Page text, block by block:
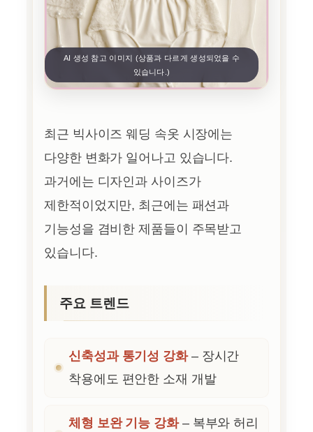
AI 생성 참고 이미지 (상품과 다르게 생성되었을 수
있습니다.)
최근 빅사이즈 웨딩 속옷 시장에는
다양한 변화가 일어나고 있습니다.
과거에는 디자인과 사이즈가
제한적이었지만, 최근에는 패션과
기능성을 겸비한 제품들이 주목받고
있습니다.
주요 트렌드
신축성과 통기성 강화– 장시간
착용에도 편안한 소재 개발
체형 보완 기능 강화– 복부와 허리